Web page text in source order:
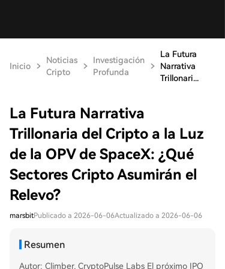
Inicio
Noticias
Cripto
Investigación
Profunda
La Futura
Narrativa
Trillonari...
La Futura Narrativa
Trillonaria del Cripto a la Luz
de la OPV de SpaceX: ¿Qué
Sectores Cripto Asumirán el
Relevo?
marsbitPublicado a 2026-06-06Actualizado a 2026-06-06
Resumen
Autor: Climber, CryptoPulse Labs El próximo IPO